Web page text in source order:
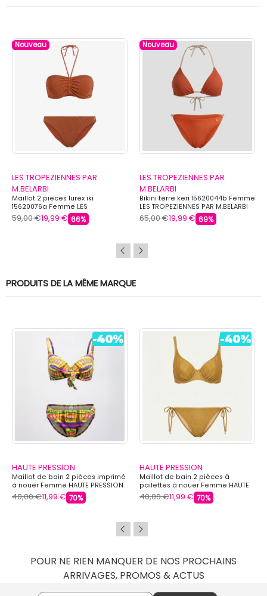
Nouveau
LES TROPEZIENNES PAR
M.BELARBI
Maillot 2 pieces lurex iki
15620076a Femme LES
TROPEZIENNES PAR M.BELARBI
59,00 €19,99 € 66%
Nouveau
LES TROPEZIENNES PAR
M.BELARBI
Bikini terre keri 15620044b Femme
LES TROPEZIENNES PAR M.BELARBI
65,00 €19,99 € 69%
PRODUITS DE LA MÊME MARQUE
HAUTE PRESSION
Maillot de bain 2 pièces imprimé
à nouer Femme HAUTE PRESSION
40,00 €11,99 € 70%
HAUTE PRESSION
Maillot de bain 2 pièces à
pailettes à nouer Femme HAUTE
PRESSION
40,00 €11,99 € 70%
POUR NE RIEN MANQUER DE NOS PROCHAINS
ARRIVAGES, PROMOS & ACTUS